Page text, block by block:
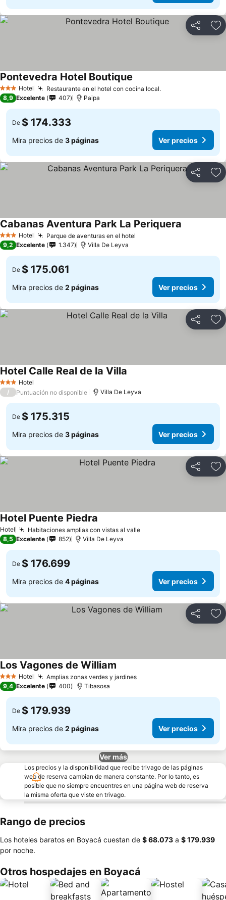
Compartir
3 Estrellas
Hotel Restaurante en el hotel con cocina local.Ver precios
Pontevedra Hotel Boutique
8,9 Excelente 407 Paipa
De $ 174.333
Mira precios de 3 páginas Ver precios
Compartir
3 Estrellas
Hotel Parque de aventuras en el hotel
Cabanas Aventura Park La Periquera
9,2 Excelente 1.347 Villa De Leyva
De $ 175.061
Mira precios de 2 páginas Ver precios
Compartir
3 Estrellas
Hotel
Hotel Calle Real de la Villa
/ Puntuación no disponible Villa De Leyva
De $ 175.315
Mira precios de 3 páginas Ver precios
Compartir
Hotel Habitaciones amplias con vistas al valleVer precios
Hotel Puente Piedra
8,5 Excelente 852 Villa De Leyva
De $ 176.699
Mira precios de 4 páginas Ver precios
Compartir
3 Estrellas
Hotel Amplias zonas verdes y jardinesVer precios
Los Vagones de William
9,4 Excelente 400 Tibasosa
De $ 179.939
Mira precios de 2 páginas Ver precios
Ver más
Los precios y la disponibilidad que recibe trivago de las páginas
web de reserva cambian de manera constante. Por lo tanto, es
posible que no siempre encuentres en una página web de reserva
la misma oferta que viste en trivago.
Rango de precios
Los hoteles baratos en Boyacá cuestan de ‎$ 68.073 a ‎$ 179.939
por noche.
Otros hospedajes en Boyacá